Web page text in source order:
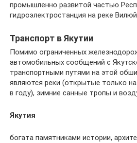
промышленно развитой частью
гидроэлектростанция на реке
Транспорт в Якутии
Помимо ограниченных
автомобильных сообщений с
транспортными путями на этой
являются реки (открытые только
в году), зимние санные тропы и
Якутия
богата памятниками истории,